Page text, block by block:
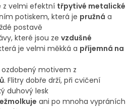
z velmi efektní třpytivé metalické
potiskem, která je pružná a
postavě
které jsou ze vzdušné
je velmi měkká a příjemná na
motivem z
. Flitry dobře drží, při cvičení
duhový lesk
ani po mnoha vypráních